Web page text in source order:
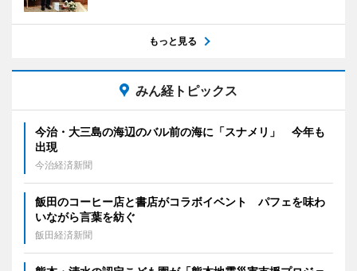
もっと見る
みん経トピックス
今治・大三島の海辺のバル前の海に「スナメリ」 今年も
出現
今治経済新聞
飯田のコーヒー店と書店がコラボイベント パフェを味わ
いながら言葉を紡ぐ
飯田経済新聞